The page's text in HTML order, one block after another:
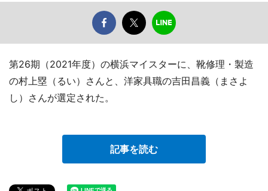
第26期（2021年度）の横浜マイスターに、靴修理・製造
の村上塁（るい）さんと、洋家具職の吉田昌義（まさよ
し）さんが選定された。
記事を読む